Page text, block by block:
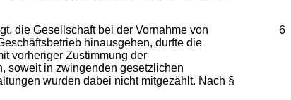
6
die Gesellschaft bei der Vornahme von
hinausgehen, durfte die
vorheriger Zustimmung der
soweit in zwingenden gesetzlichen
wurden dabei nicht mitgezählt. Nach §